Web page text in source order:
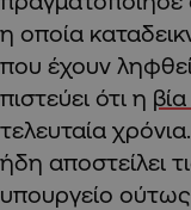
η οποία
που έχουν
πιστεύει ότι η βία
τελευταία
ήδη αποστείλει
υπουργείο